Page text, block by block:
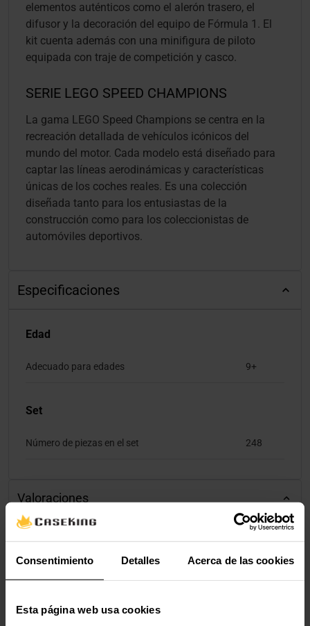
Consentimiento Detalles Acerca de las cookies
Esta página web usa cookies
elementos auténticos como el alerón trasero, el
difusor y la decoración del equipo de Fórmula 1. El
kit cuenta además con una minifigura de piloto
equipada con traje de competición y casco.
SERIE LEGO SPEED CHAMPIONS
La gama LEGO Speed Champions se centra en la
recreación detallada de vehículos icónicos del
mundo del motor. Cada modelo está diseñado para
captar las líneas aerodinámicas y características
únicas de los coches reales. Es una colección
diseñada tanto para los entusiastas de la
construcción como para los coleccionistas de
automóviles deportivos.
Especificaciones
Edad
Adecuado para edades 9+
Set
Número de piezas en el set 248
Valoraciones